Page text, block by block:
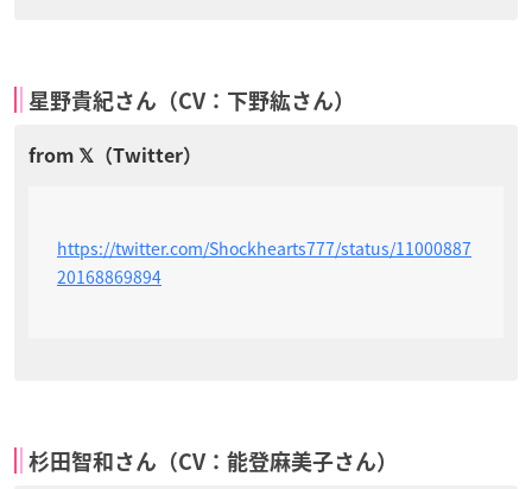
星野貴紀さん（CV：下野紘さん）
https://twitter.com/Shockhearts777/status/11000887
20168869894
杉田智和さん（CV：能登麻美子さん）